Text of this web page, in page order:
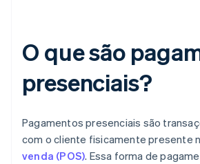
O que são
presenciais?
Pagamentos presenciais são
com o cliente fisicamente presente
venda (POS). Essa forma de